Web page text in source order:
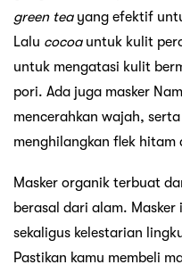
green tea yang efektif
Lalu cocoa untuk kulit
untuk mengatasi kulit
pori. Ada juga masker
mencerahkan wajah,
menghilangkan flek hitam
Masker organik terbuat
berasal dari alam.
sekaligus kelestarian
Pastikan kamu membeli